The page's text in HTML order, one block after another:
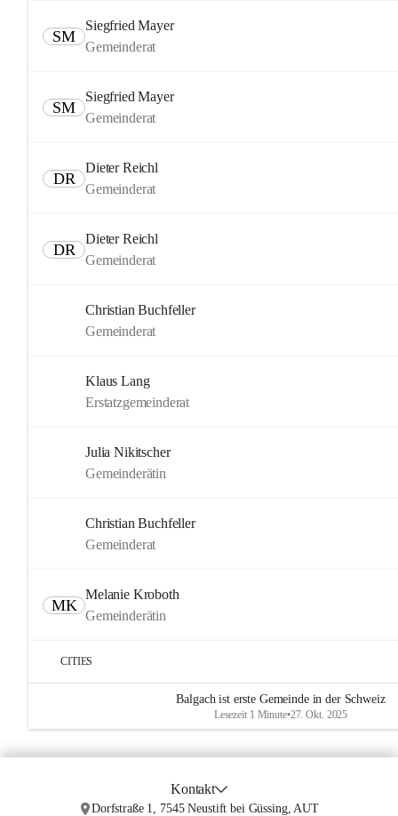
SM
Siegfried Mayer
Gemeinderat
SM
Siegfried Mayer
Gemeinderat
DR
Dieter Reichl
Gemeinderat
DR
Dieter Reichl
Gemeinderat
Christian Buchfeller
Gemeinderat
Klaus Lang
Erstatzgemeinderat
Julia Nikitscher
Gemeinderätin
Christian Buchfeller
Gemeinderat
MK
Melanie Kroboth
Gemeinderätin
CITIES
Balgach ist erste Gemeinde in der Schweiz
Lesezeit 1 Minute•27. Okt. 2025
Kontakt
Dorfstraße 1, 7545 Neustift bei Güssing, AUT